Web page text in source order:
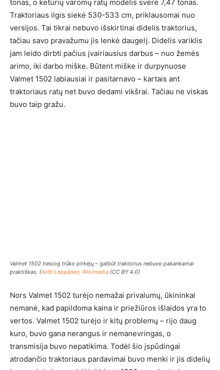
tonas, o keturių varomų ratų modelis svėrė 7,47 tonas.
Traktoriaus ilgis siekė 530-533 cm, priklausomai nuo
versijos. Tai tikrai nebuvo išskirtinai didelis traktorius,
tačiau savo pravažumu jis lenkė daugelį. Didelis variklis
jam leido dirbti pačius įvairiausius darbus – nuo žemės
arimo, iki darbo miške. Būtent miške ir durpynuose
Valmet 1502 labiausiai ir pasitarnavo – kartais ant
traktoriaus ratų net buvo dedami vikšrai. Tačiau ne viskas
buvo taip gražu.
Valmet 1502 tiesiog trūko pirkėjų – galbūt traktorius nebuvo pakankamai
praktiškas. (Antti Leppänen, Wikimedia (CC BY 4.0)
Nors Valmet 1502 turėjo nemažai privalumų, ūkininkai
nemanė, kad papildoma kaina ir priežiūros išlaidos yra to
vertos. Valmet 1502 turėjo ir kitų problemų – rijo daug
kuro, buvo gana nerangus ir nemanevringas, o
transmisija buvo nepatikima. Todėl šio įspūdingai
atrodančio traktoriaus pardavimai buvo menki ir jis didelių